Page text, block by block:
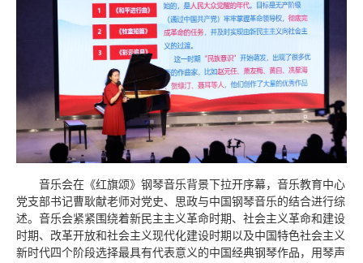
音乐会在《红旗颂》钢琴音乐背景下拉开序幕，音乐教育中心
党支部书记曹耿献老师对党史、思政与中国钢琴音乐的结合进行综
述。音乐会紧紧围绕着新民主主义革命时期、社会主义革命和建设
时期、改革开放和社会主义现代化建设时期以及中国特色社会主义
新时代四个阶段选择最具有代表意义的中国经典钢琴作品，用琴声